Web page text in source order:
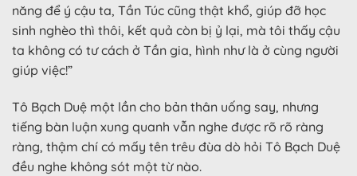
năng để ý cậu ta, Tần Túc cũng thật khổ, giúp đỡ học
sinh nghèo thì thôi, kết quả còn bị ỷ lại, mà tôi thấy cậu
ta không có tư cách ở Tần gia, hình như là ở cùng người
giúp việc!”
Tô Bạch Duệ một lần cho bản thân uống say, nhưng
tiếng bàn luận xung quanh vẫn nghe được rõ rõ ràng
ràng, thậm chí có mấy tên trêu đùa dò hỏi Tô Bạch Duệ
đều nghe không sót một từ nào.